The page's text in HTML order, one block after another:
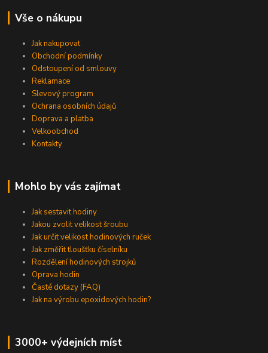
Vše o nákupu
Jak nakupovat
Obchodní podmínky
Odstoupení od smlouvy
Reklamace
Slevový program
Ochrana osobních údajů
Doprava a platba
Velkoobchod
Kontakty
Mohlo by vás zajímat
Jak sestavit hodiny
Jakou zvolit velikost šroubu
Jak určit velikost hodinových ruček
Jak změřit tloušťku číselníku
Rozdělení hodinových strojků
Oprava hodin
Časté dotazy (FAQ)
Jak na výrobu epoxidových hodin?
3000+ výdejních míst